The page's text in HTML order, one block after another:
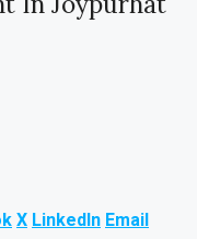
X LinkedIn Email